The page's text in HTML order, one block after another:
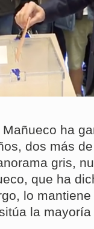
ha
dos más
gris,
que ha
lo
la